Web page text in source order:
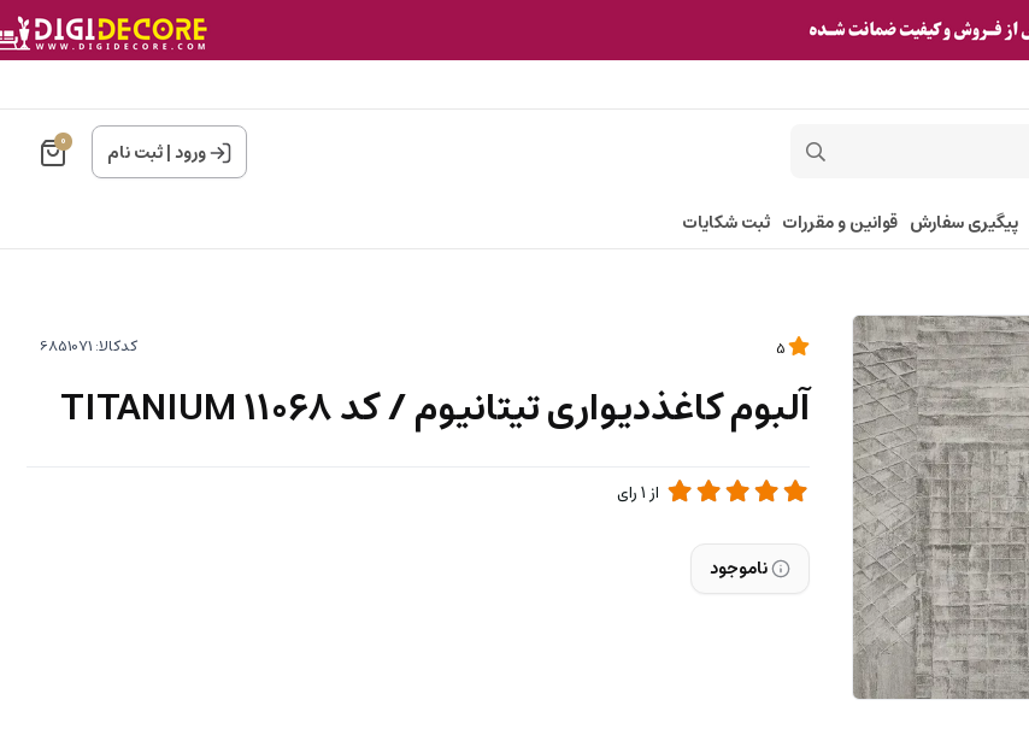
ورود|ثبت نام 0
پیگیری سفارش قوانین و مقررات ثبت شکایات
کدکالا:
آلبوم کاغذدیواری تیتانیوم / کد 11068 TITANIUM
از1رای
ناموجود